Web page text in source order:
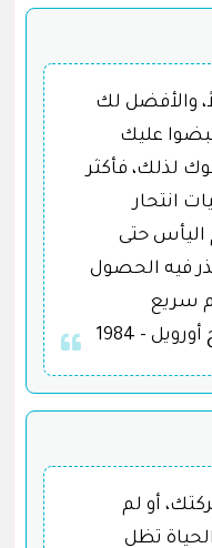
والأفضل لك
عليك
لذلك، فأكثر
انتحار
اليأس حتى
فيه الحصول
سريع
- 1984
أو لم
تظل